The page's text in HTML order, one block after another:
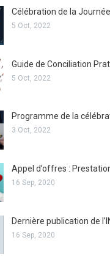
Célébration de la
5 Oct, 2022
Guide de Conciliation
5 Oct, 2022
Programme de la
3 Oct, 2022
Appel d’offres :
16 Sep, 2020
Dernière publication de
16 Sep, 2020